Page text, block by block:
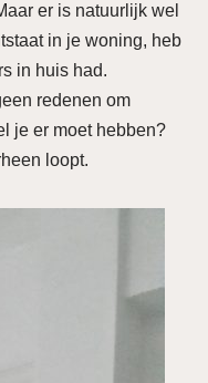
er is natuurlijk wel
in je woning, heb
in huis had.
redenen om
je er moet hebben?
loopt.